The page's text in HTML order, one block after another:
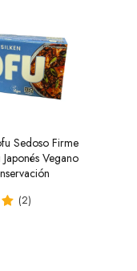
Sedoso Firme
Vegano
(2)
de Arroz
Cup Yopokki
(8)